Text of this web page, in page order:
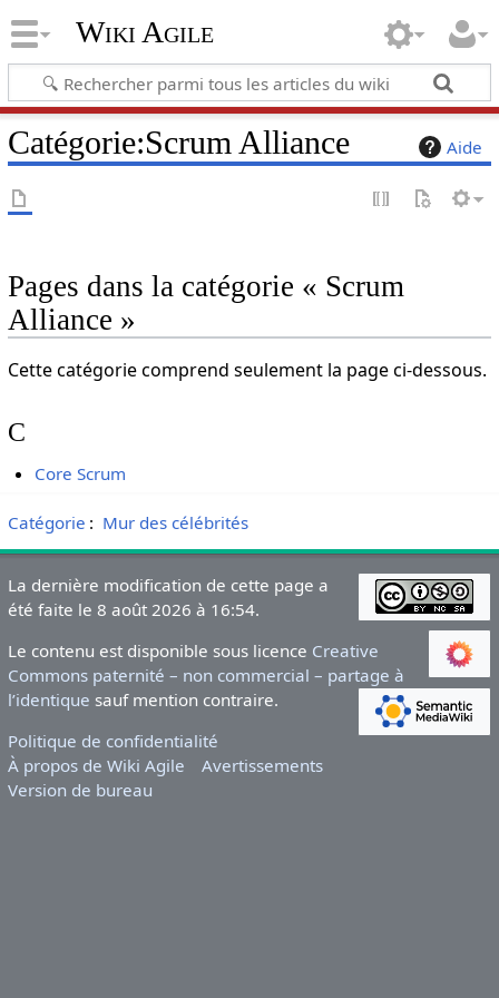
Wiki Agile
Aide
Catégorie:Scrum Alliance
Pages dans la catégorie « Scrum
Alliance »
Cette catégorie comprend seulement la page ci-dessous.
C
Core Scrum
Catégorie : Mur des célébrités
La dernière modification de cette page a
été faite le 8 août 2026 à 16:54.
Le contenu est disponible sous licence Creative
Commons paternité – non commercial – partage à
l’identique sauf mention contraire.
Politique de confidentialité
À propos de Wiki Agile
Avertissements
Version de bureau